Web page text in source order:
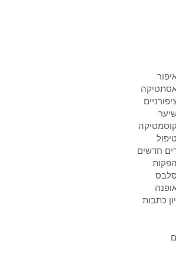
אסתטיקה
חדשים
סלבס
כתבות